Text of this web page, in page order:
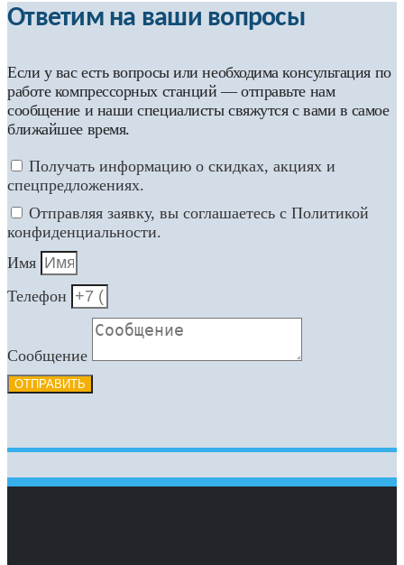
Ответим на ваши вопросы
Если у вас есть вопросы или необходима консультация по
работе компрессорных станций — отправьте нам
сообщение и наши специалисты свяжутся с вами в самое
ближайшее время.
Получать информацию о скидках, акциях и
спецпредложениях.
Отправляя заявку, вы соглашаетесь с Политикой
конфиденциальности.
Имя
Телефон
Сообщение
ОТПРАВИТЬ